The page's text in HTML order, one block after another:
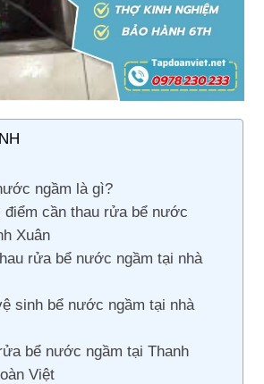
ngầm là gì?
điểm cần thau rửa bể nước
Xuân
rửa bể nước ngầm tại nhà
sinh bể nước ngầm tại nhà
bể nước ngầm tại Thanh
Việt